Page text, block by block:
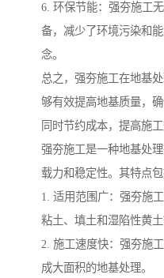
6. 环保节能：强夯施工
备，减少了环境污染和
念。
总之，强夯施工在地基
够有效提高地基质量，
同时节约成本，提高施工
强夯施工是一种地基处
载力和稳定性。其特点包
1. 适用范围广：强夯施
粘土、填土和湿陷性黄土
2. 施工速度快：强夯施
成大面积的地基处理。